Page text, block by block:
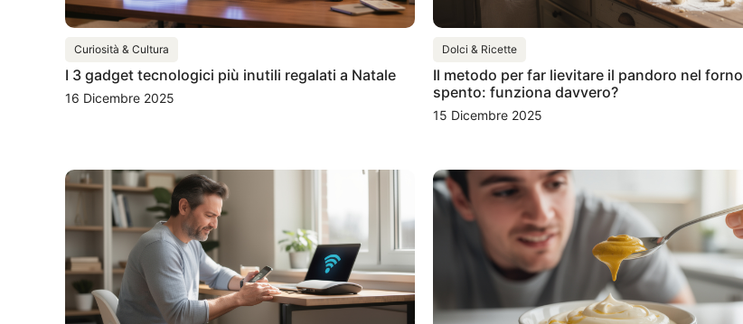
Curiosità & Cultura
I 3 gadget tecnologici più inutili regalati a Natale
16 Dicembre 2025
Dolci & Ricette
Il metodo per far lievitare il pandoro nel forno
spento: funziona davvero?
15 Dicembre 2025